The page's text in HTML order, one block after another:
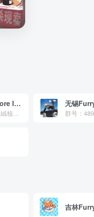
絨核工業 FluffCore Industry
江苏furry地方群「絨核工業 FluffCore Industry」，汇聚本地福瑞同好，整合社群资源，帮助小伙伴找到组织，参与地区兽圈交流与线下小聚
无锡
群号：
吉林